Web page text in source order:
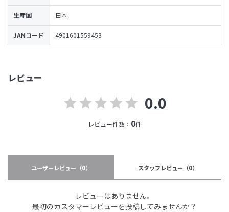
レビュー
0.0
レビュー件数： 0件
ユーザーレビュー （0） スタッフレビュー （0）
レビューはありません。
最初のカスタマーレビューを投稿してみませんか？
生産国 日本
JANコード 4901601559453